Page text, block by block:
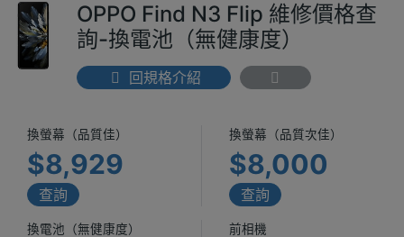
OPPO Find N3 Flip 維修價格查
詢-換電池（無健康度）
回規格介紹
換螢幕（品質佳）
$8,929
查詢
換螢幕（品質次佳）
$8,000
查詢
換電池（無健康度） 前相機